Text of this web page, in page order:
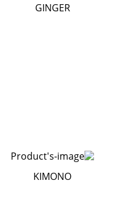
GINGER
KIMONO